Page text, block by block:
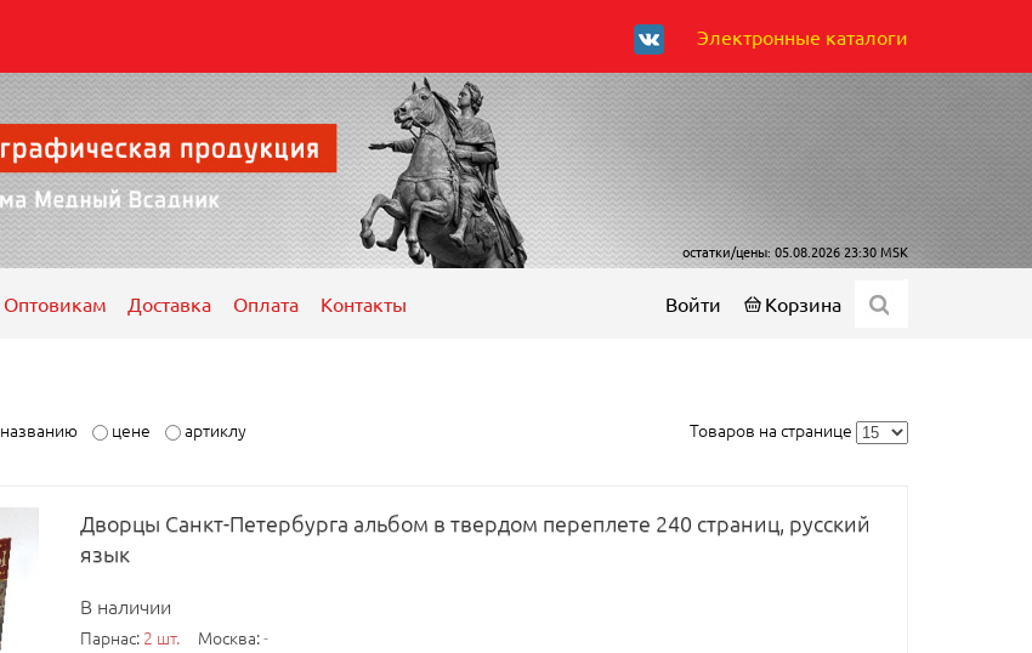
Электронные каталоги
остатки/цены: 05.08.2026 23:30 MSK
Войти Корзина
Оптовикам Доставка Оплата Контакты
Товаров на странице
названию цене артиклу
Дворцы Санкт-Петербурга альбом в твердом переплете 240 страниц, русский
язык
В наличии
Парнас: 2 шт. Москва:-